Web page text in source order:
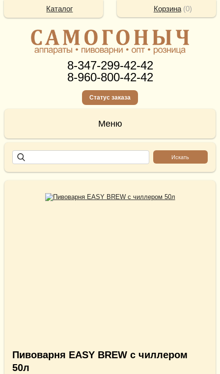
8-347-299-42-42
8-960-800-42-42
Статус заказа
Пивоварня EASY BREW с чиллером
50л
Корзина(0)
Каталог